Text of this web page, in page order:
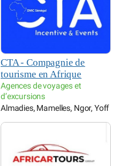
CTA - Compagnie de
tourisme en Afrique
Agences de voyages et
d’excursions
Almadies, Mamelles, Ngor, Yoff